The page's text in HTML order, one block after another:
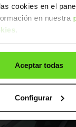
cookies en el
en nuestra
Aceptar todas
Configurar
145
| Automático